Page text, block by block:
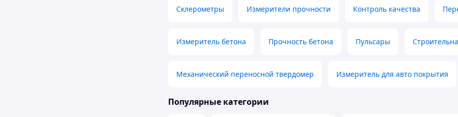
Склерометры Измерители прочности Контроль качества
Измеритель бетона Прочность бетона Пульсары
Механический переносной твердомер Измеритель для авто покрытия
Популярные категории